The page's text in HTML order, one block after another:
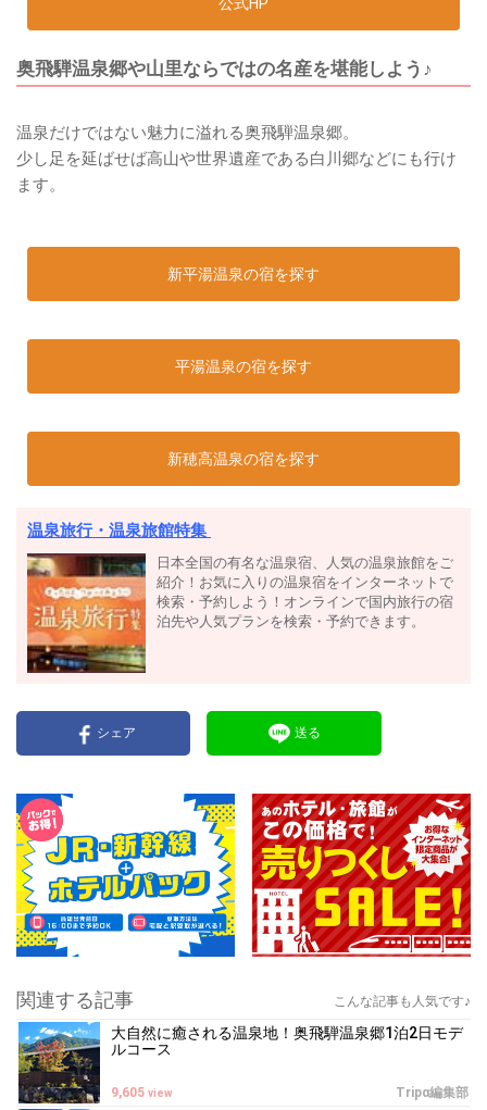
奥飛騨温泉郷や山里ならではの名産を堪能しよう♪
温泉だけではない魅力に溢れる奥飛騨温泉郷。
少し足を延ばせば高山や世界遺産である白川郷などにも行け
ます。
新平湯温泉の宿を探す
平湯温泉の宿を探す
新穂高温泉の宿を探す
温泉旅行・温泉旅館特集
日本全国の有名な温泉宿、人気の温泉旅館をご
紹介！お気に入りの温泉宿をインターネットで
検索・予約しよう！オンラインで国内旅行の宿
泊先や人気プランを検索・予約できます。
シェア 送る
関連する記事 こんな記事も人気です♪
大自然に癒される温泉地！奥飛騨温泉郷1泊2日モデ
ルコース
Tripα編集部
9,605 view